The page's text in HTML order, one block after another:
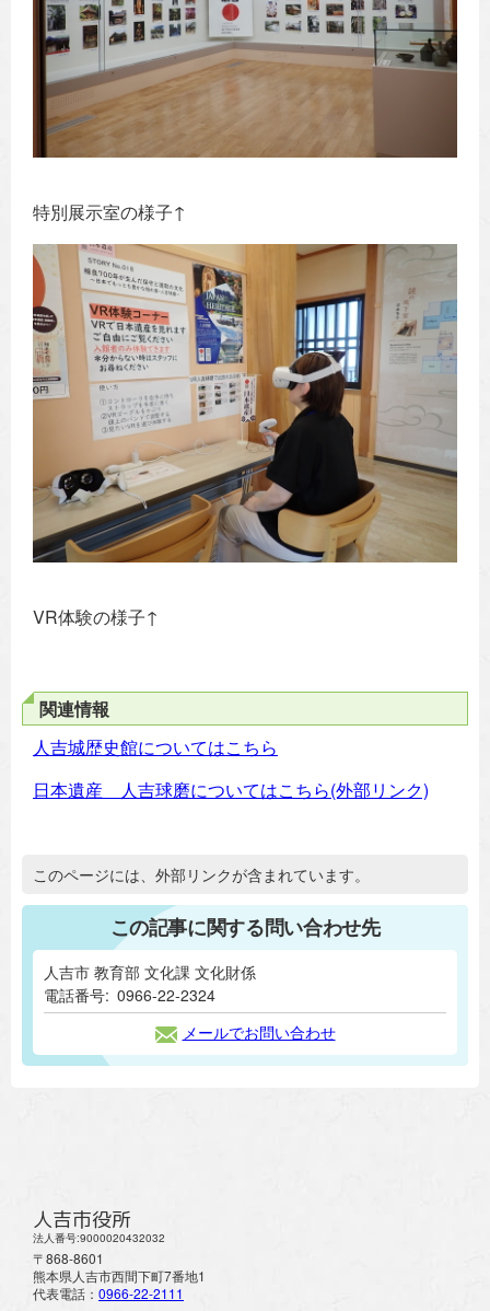
特別展示室の様子↑
VR体験の様子↑
関連情報
人吉城歴史館についてはこちら
日本遺産 人吉球磨についてはこちら(外部リンク)
追加情報：外部リンク
このページには、外部リンクが含まれています。
この記事に関する問い合わせ先
人吉市 教育部 文化課 文化財係
電話番号: 0966-22-2324
メールでお問い合わせ
人吉市役所
法人番号:9000020432032
〒868-8601
熊本県人吉市西間下町7番地1
代表電話： 0966-22-2111